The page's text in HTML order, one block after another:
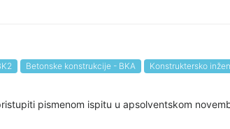
Betonske konstrukcije - BKA
Konstruktersko
pismenom ispitu u apsolventskom